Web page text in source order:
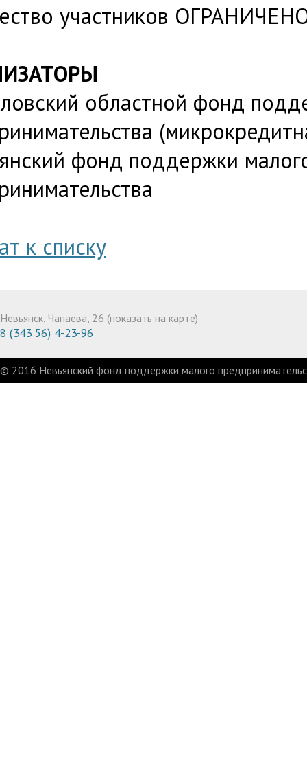
участников
областной фонд
фонд поддержки
к списку
Невьянск, Чапаева, 26 (показать на карте)
8 (343 56) 4-23-96
© 2016 Невьянский фонд поддержки малого